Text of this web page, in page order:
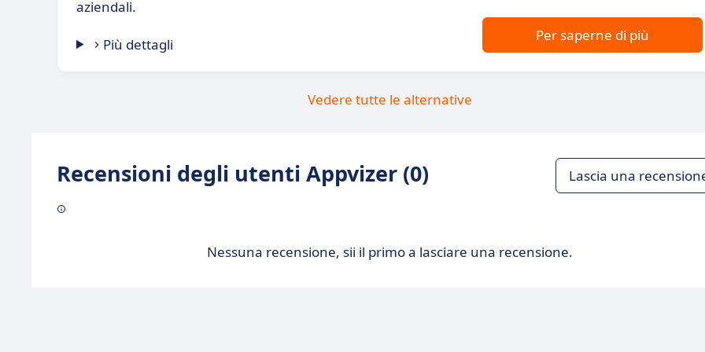
aziendali.
Più dettagli
Per saperne di più
Vedere tutte le alternative
Recensioni degli utenti Appvizer (0) Lascia una
Nessuna recensione, sii il primo a lasciare una recensione.